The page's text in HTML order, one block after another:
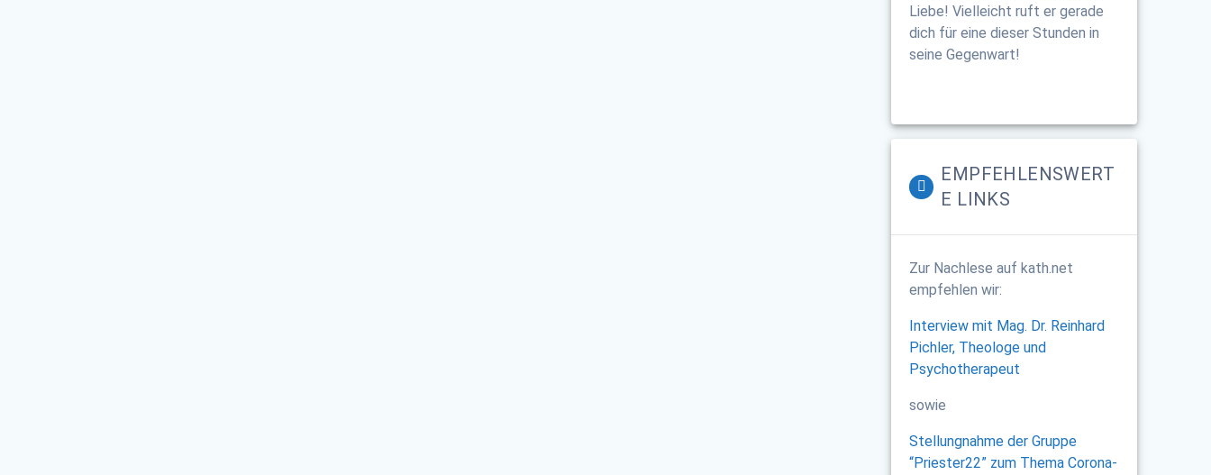
Liebe! Vielleicht ruft er gerade
dich für eine dieser Stunden in
seine Gegenwart!
EMPFEHLENSWERT
E LINKS
Zur Nachlese auf kath.net
empfehlen wir:
Interview mit Mag. Dr. Reinhard
Pichler, Theologe und
Psychotherapeut
sowie
Stellungnahme der Gruppe
“Priester22” zum Thema Corona-